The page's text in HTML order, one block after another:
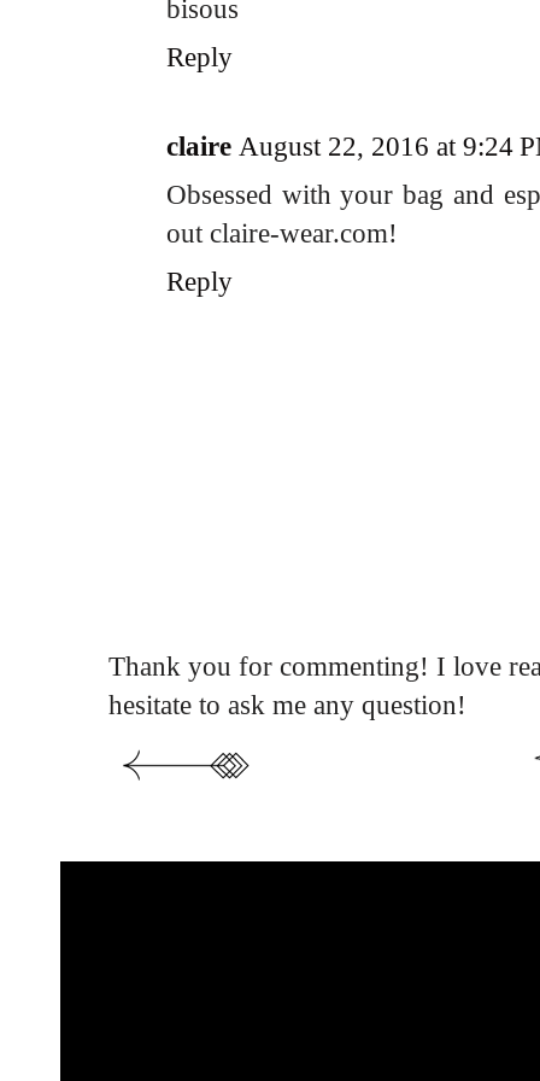
bisous
Reply
claire August 22, 2016 at 9:24
Obsessed with your bag and
out claire-wear.com!
Reply
Thank you for commenting! I love
hesitate to ask me any question!